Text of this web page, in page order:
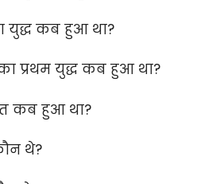
युद्ध कब हुआ था?
प्रथम युद्ध कब हुआ था?
कब हुआ था?
थे?